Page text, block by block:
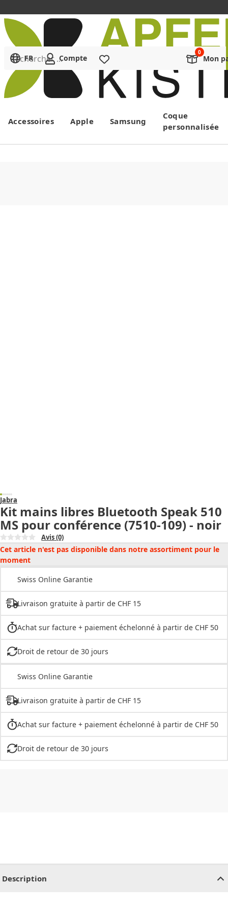
Menu
Rechercher ...
FR Compte Mon
Accessoires Apple Samsung
Coque
personnalisée
Jabra
Kit mains libres Bluetooth Speak 510
MS pour conférence (7510-109) - noir
Avis(0)
Cet article n'est pas disponible dans notre assortiment pour le
moment
Swiss Online Garantie
Livraison gratuite à partir de CHF 15
Achat sur facture + paiement échelonné à partir de CHF 50
Droit de retour de 30 jours
Swiss Online Garantie
Livraison gratuite à partir de CHF 15
Achat sur facture + paiement échelonné à partir de CHF 50
Droit de retour de 30 jours
Description